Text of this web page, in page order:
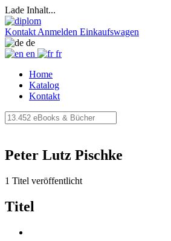
Lade Inhalt...
Kontakt Anmelden Einkaufswagen
de
en
fr
Home
Katalog
Kontakt
Peter Lutz Pischke
1 Titel veröffentlicht
Titel